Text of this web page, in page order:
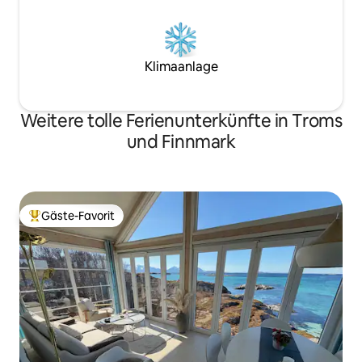
Klimaanlage
Weitere tolle Ferienunterkünfte in Troms
und Finnmark
Beliebter Gäste-Favorit.
Gäste-Favorit